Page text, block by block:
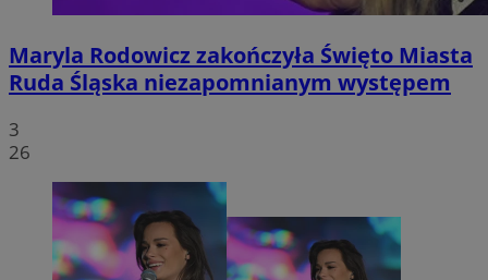
Maryla Rodowicz zakończyła Święto Miasta
Ruda Śląska niezapomnianym występem
3
26